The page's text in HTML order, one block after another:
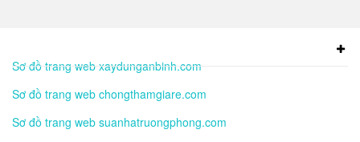
Sơ đồ trang web xaydunganbinh.com
Sơ đồ trang web chongthamgiare.com
Sơ đồ trang web suanhatruongphong.com